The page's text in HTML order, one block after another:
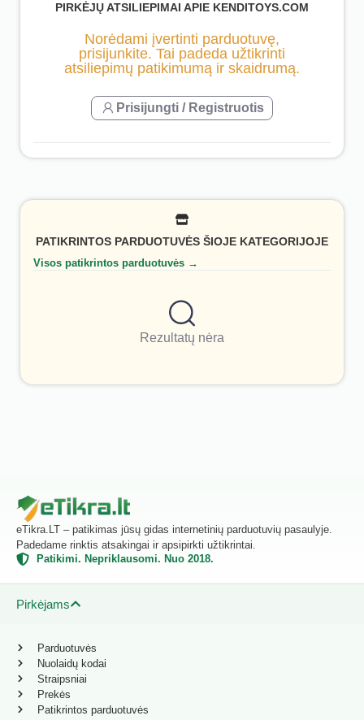
PIRKĖJŲ ATSILIEPIMAI APIE KENDITOYS.COM
Norėdami įvertinti parduotuvę,
prisijunkite. Tai padeda užtikrinti
atsiliepimų patikimumą ir skaidrumą.
Prisijungti / Registruotis
PATIKRINTOS PARDUOTUVĖS ŠIOJE KATEGORIJOJE
Visos patikrintos parduotuvės →
Rezultatų nėra
eTikra.LT – patikimas jūsų gidas internetinių parduotuvių pasaulyje.
Padedame rinktis atsakingai ir apsipirkti užtikrintai.
Patikimi. Nepriklausomi. Nuo 2018.
Pirkėjams
Parduotuvės
Nuolaidų kodai
Straipsniai
Prekės
Patikrintos parduotuvės